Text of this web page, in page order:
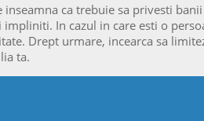
ca trebuie sa privesti
In cazul in care esti o
Drept urmare, incearca sa
ta.